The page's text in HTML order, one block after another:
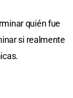
quién fue
si realmente